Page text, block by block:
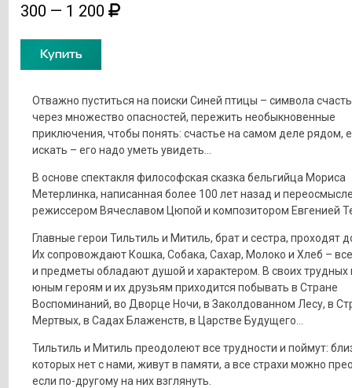
300 — 1 200
Купить
Отважно пуститься на поиски Синей птицы – символа
через множество опасностей, пережить необыкновенные
приключения, чтобы понять: счастье на самом деле рядом,
искать – его надо уметь увидеть…
В основе спектакля философская сказка бельгийца Мориса
Метерлинка, написанная более 100 лет назад и
режиссером Вячеславом Цюпой и композитором Евгенией
Главные герои Тильтиль и Митиль, брат и сестра, проходят
Их сопровождают Кошка, Собака, Сахар, Молоко и Хлеб –
и предметы обладают душой и характером. В своих трудных
юным героям и их друзьям приходится побывать в Стране
Воспоминаний, во Дворце Ночи, в Заколдованном Лесу, в
Мертвых, в Садах Блаженств, в Царстве Будущего…
Тильтиль и Митиль преодолеют все трудности и поймут:
которых нет с нами, живут в памяти, а все страхи можно
если по-другому на них взглянуть.